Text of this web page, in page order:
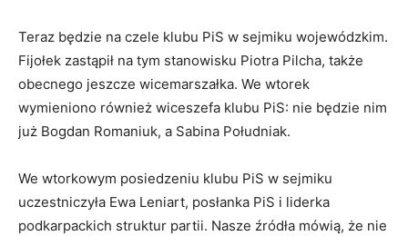
Teraz będzie na czele klubu PiS w sejmiku wojewódzkim.
Fijołek zastąpił na tym stanowisku Piotra Pilcha, także
obecnego jeszcze wicemarszałka. We wtorek
wymieniono również wiceszefa klubu PiS: nie będzie nim
już Bogdan Romaniuk, a Sabina Południak.
We wtorkowym posiedzeniu klubu PiS w sejmiku
uczestniczyła Ewa Leniart, posłanka PiS i liderka
podkarpackich struktur partii. Nasze źródła mówią, że nie